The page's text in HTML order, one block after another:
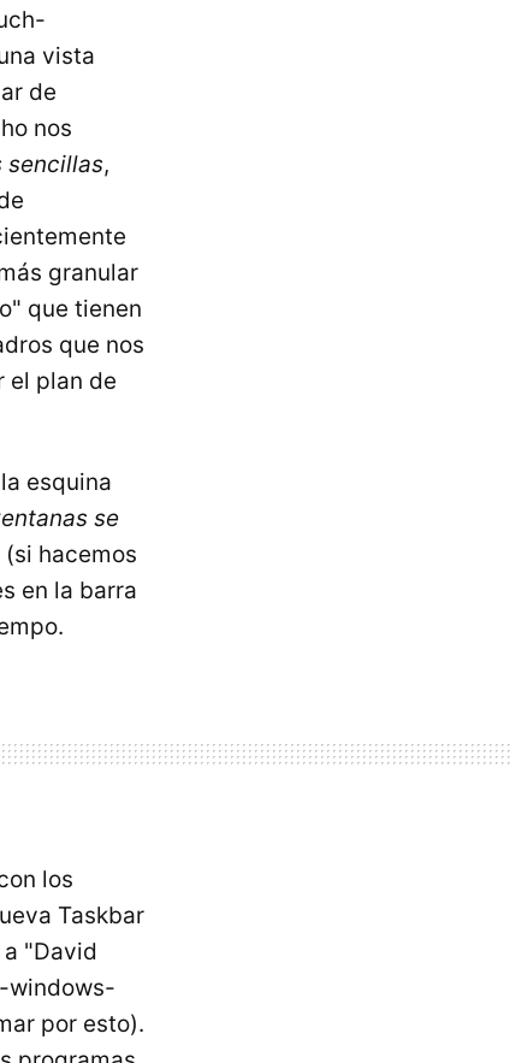
vista
de
nos
sencillas,
granular
que tienen
que nos
el plan de
esquina
se
hacemos
en la barra
los
Taskbar
"David
windows-
por esto).